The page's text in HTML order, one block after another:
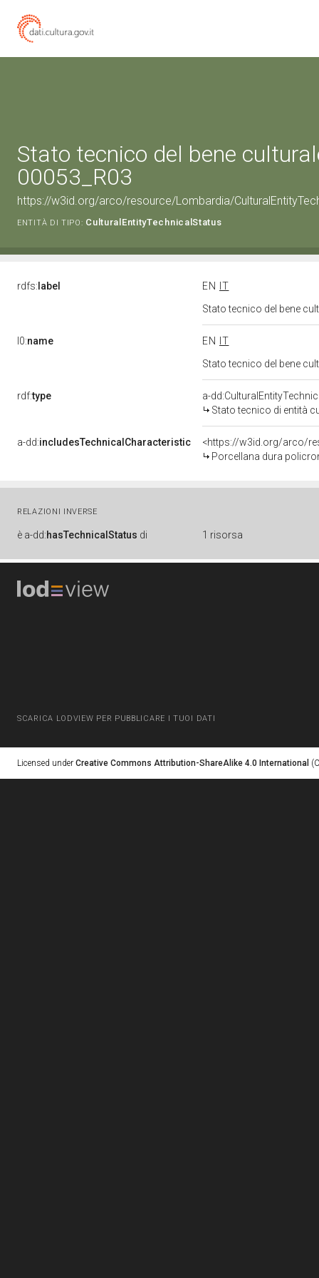
Stato tecnico del bene
00053_R03
https://w3id.org/arco/resource/Lombardia/
ENTITÀ DI TIPO: CulturalEntityTechnicalStatus
rdfs: label EN
IT
Stato tecnico del bene
l0:name EN
IT
Stato tecnico del bene
rdf:type
a-
Stato tecnico di entità
a-dd:includesTechnicalCharacteristic
Porcellana dura
RELAZIONI INVERSE
è a-dd:hasTechnicalStatus di 1 risorsa
SCARICA LODVIEW PER PUBBLICARE I TUOI DATI
Licensed under Creative Commons Attribution-ShareAlike 4.0 International